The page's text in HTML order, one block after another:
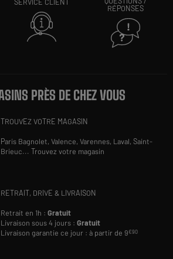
SERVICE CLIENT
RÉPONSES
PRÈS DE CHEZ VOUS
TROUVEZ VOTRE MAGASIN
Paris Bagnolet,Valence,Varennes, Laval,Saint-
Brieuc...Trouvez votre magasin
RETRAIT, DRIVE & LIVRAISON
Retrait en 1h :Gratuit
Livraison sous 4 jours :Gratuit
Livraison garantie ce jour : à partir de 9€90